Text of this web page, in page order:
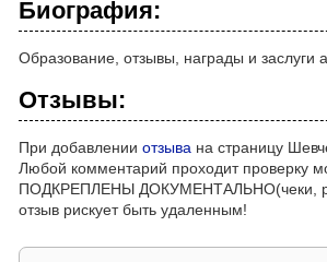
Биография:
Образование, отзывы, награды и заслуги
Отзывы:
При добавлении отзыва на страницу
Любой комментарий проходит проверку
ПОДКРЕПЛЕНЫ ДОКУМЕНТАЛЬНО(чеки,
отзыв рискует быть удаленным!